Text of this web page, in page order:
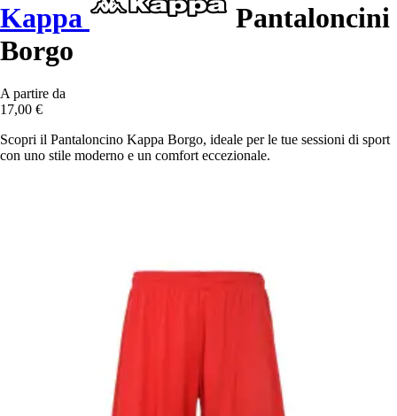
Kappa
Pantaloncini
Borgo
A partire da
17,00 €
Scopri il Pantaloncino Kappa Borgo, ideale per le tue sessioni di sport
con uno stile moderno e un comfort eccezionale.